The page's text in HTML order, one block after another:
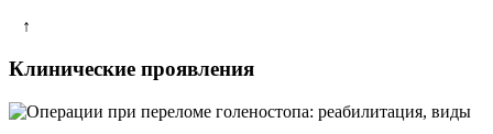
↑
Клинические проявления